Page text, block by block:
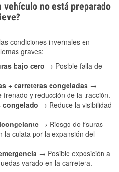
vehículo no está preparado
condiciones invernales en
graves:
bajo cero → Posible falla de
+ carreteras congeladas →
frenado y reducción de la tracción.
congelado → Reduce la visibilidad
→ Riesgo de fisuras
la culata por la expansión del
→ Posible exposición a
varado en la carretera.